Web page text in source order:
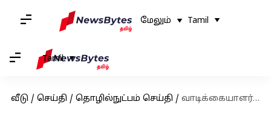
மேலும் Tamil
Tamil
வீடு / செய்தி / தொழில்நுட்பம் செய்தி / வாடிக்கையாளர்களுக்கு உதவ புதிய AI சாட்பாட் ஒன்றை உருவாக்கி வரும் உபர் ஈட்ஸ்